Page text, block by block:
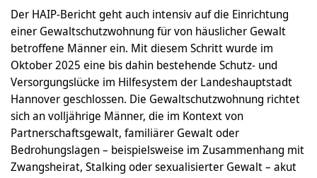
Der HAIP-Bericht geht auch intensiv auf die Einrichtung
einer Gewaltschutzwohnung für von häuslicher Gewalt
betroffene Männer ein. Mit diesem Schritt wurde im
Oktober 2025 eine bis dahin bestehende Schutz- und
Versorgungslücke im Hilfesystem der Landeshauptstadt
Hannover geschlossen. Die Gewaltschutzwohnung richtet
sich an volljährige Männer, die im Kontext von
Partnerschaftsgewalt, familiärer Gewalt oder
Bedrohungslagen – beispielsweise im Zusammenhang mit
Zwangsheirat, Stalking oder sexualisierter Gewalt – akut